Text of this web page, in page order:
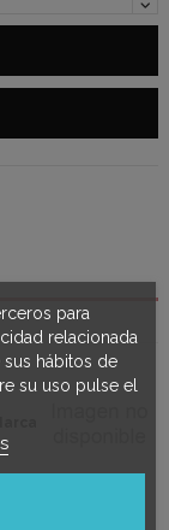
para
relacionada
hábitos de
su uso pulse el